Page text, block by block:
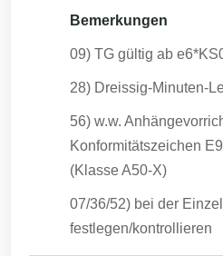
Bemerkungen
09) TG gültig ab
28) Dreissig-Minuten-
56) w.w.
Konformitätszeichen
(Klasse A50-X)
07/36/52) bei der
festlegen/kontrollieren